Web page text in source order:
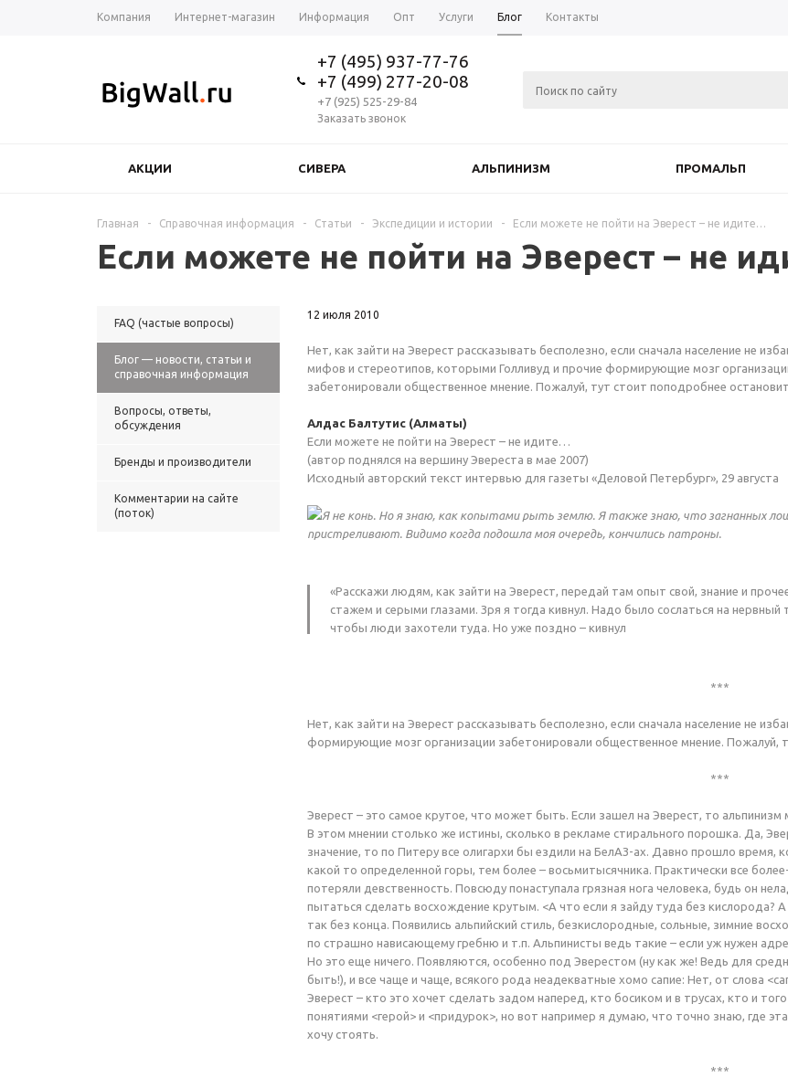
Компания Интернет-магазин Информация Опт Услуги Блог Контакты
+7 (495) 937-77-76
+7 (499) 277-20-08
+7 (925) 525-29-84
Заказать звонок
АКЦИИ СИВЕРА АЛЬПИНИЗМ ПРОМАЛЬП
Главная - Справочная информация - Статьи - Экспедиции и истории - Если можете не пойти на Эверест – не идите…
Если можете не пойти на Эверест – не
FAQ (частые вопросы)
Блог — новости, статьи и
справочная информация
Вопросы, ответы,
обсуждения
Бренды и производители
Комментарии на сайте
(поток)
12 июля 2010
Нет, как зайти на Эверест рассказывать бесполезно, если сначала население не
мифов и стереотипов, которыми Голливуд и прочие формирующие мозг
забетонировали общественное мнение. Пожалуй, тут стоит поподробнее
Алдас Балтутис (Алматы)
Если можете не пойти на Эверест – не идите…
(автор поднялся на вершину Эвереста в мае 2007)
Исходный авторский текст интервью для газеты «Деловой Петербург», 29 августа
Я не конь. Но я знаю, как копытами рыть землю. Я также знаю, что загнанных
пристреливают. Видимо когда подошла моя очередь, кончились патроны.
«Расскажи людям, как зайти на Эверест, передай там опыт свой, знание и
стажем и серыми глазами. Зря я тогда кивнул. Надо было сослаться на нервный
чтобы люди захотели туда. Но уже поздно – кивнул
***
Нет, как зайти на Эверест рассказывать бесполезно, если сначала население не
формирующие мозг организации забетонировали общественное мнение. Пожалуй,
***
Эверест – это самое крутое, что может быть. Если зашел на Эверест, то
В этом мнении столько же истины, сколько в рекламе стирального порошка. Да,
значение, то по Питеру все олигархи бы ездили на БелАЗ-ах. Давно прошло время,
какой то определенной горы, тем более – восьмитысячника. Практически все
потеряли девственность. Повсюду понаступала грязная нога человека, будь он
пытаться сделать восхождение крутым. <А что если я зайду туда без кислорода? А
так без конца. Появились альпийский стиль, безкислородные, сольные, зимние
по страшно нависающему гребню и т.п. Альпинисты ведь такие – если уж нужен
Но это еще ничего. Появляются, особенно под Эверестом (ну как же! Ведь для
быть!), и все чаще и чаще, всякого рода неадекватные хомо сапие: Нет, от слова
Эверест – кто это хочет сделать задом наперед, кто босиком и в трусах, кто и
понятиями <герой> и <придурок>, но вот например я думаю, что точно знаю, где
хочу стоять.
***